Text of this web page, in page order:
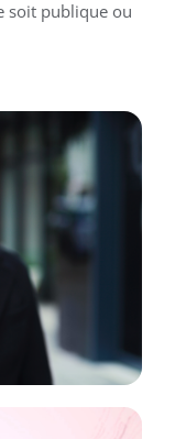
soit publique ou